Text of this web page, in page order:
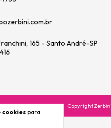
cookies para
165 - Santo André-SP
Copyright